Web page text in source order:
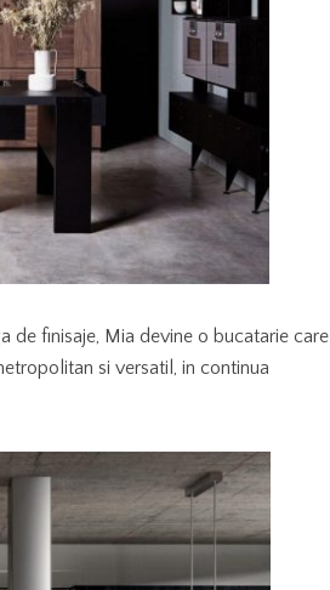
de finisaje, Mia devine o bucatarie care
si versatil, in continua